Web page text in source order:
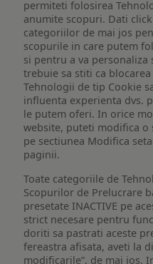
permiteti folosirea
anumite scopuri. Dati
categoriilor de mai jos
scopurile in care putem
si pentru a va personaliza
trebuie sa stiti ca
Tehnologii de tip Cookie
influenta experienta dvs.
le putem oferi. In orice
website, puteti modifica
pe sectiunea Modifica
paginii.
Toate categoriile de
Scopurilor de Prelucrare
presetate INACTIVE pe
strict necesare pentru
doriti sa pastrati aceste
fereastra afisata, aveti la
modificarile”, de mai jos.